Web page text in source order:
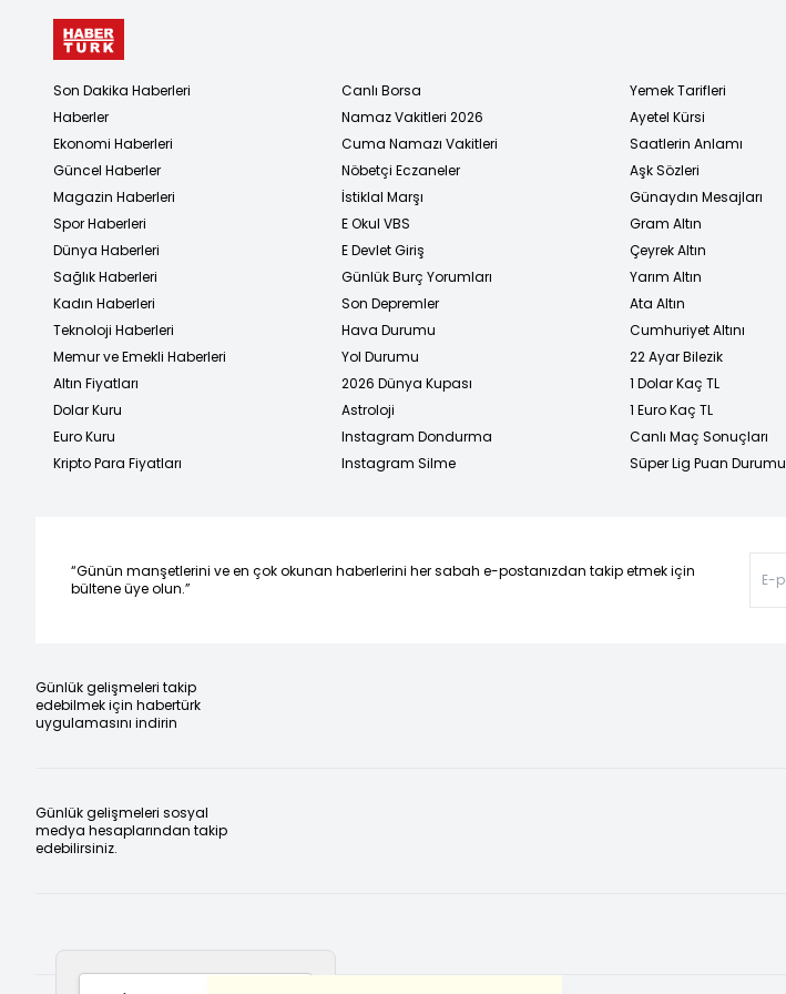
Son Dakika Haberleri
Haberler
Ekonomi Haberleri
Güncel Haberler
Magazin Haberleri
Spor Haberleri
Dünya Haberleri
Sağlık Haberleri
Kadın Haberleri
Teknoloji Haberleri
Memur ve Emekli Haberleri
Altın Fiyatları
Dolar Kuru
Euro Kuru
Kripto Para Fiyatları
Canlı Borsa
Namaz Vakitleri 2026
Cuma Namazı Vakitleri
Nöbetçi Eczaneler
İstiklal Marşı
E Okul VBS
E Devlet Giriş
Günlük Burç Yorumları
Son Depremler
Hava Durumu
Yol Durumu
2026 Dünya Kupası
Astroloji
Instagram Dondurma
Instagram Silme
Yemek Tarifleri
Ayetel Kürsi
Saatlerin Anlamı
Aşk Sözleri
Günaydın Mesajları
Gram Altın
Çeyrek Altın
Yarım Altın
Ata Altın
Cumhuriyet Altını
22 Ayar Bilezik
1 Dolar Kaç TL
1 Euro Kaç TL
Canlı Maç Sonuçları
Süper Lig Puan Durumu
“Günün manşetlerini ve en çok okunan haberlerini her sabah e-postanızdan takip etmek için
bültene üye olun.”
Günlük gelişmeleri takip
edebilmek için habertürk
uygulamasını indirin
Günlük gelişmeleri sosyal
medya hesaplarından takip
edebilirsiniz.